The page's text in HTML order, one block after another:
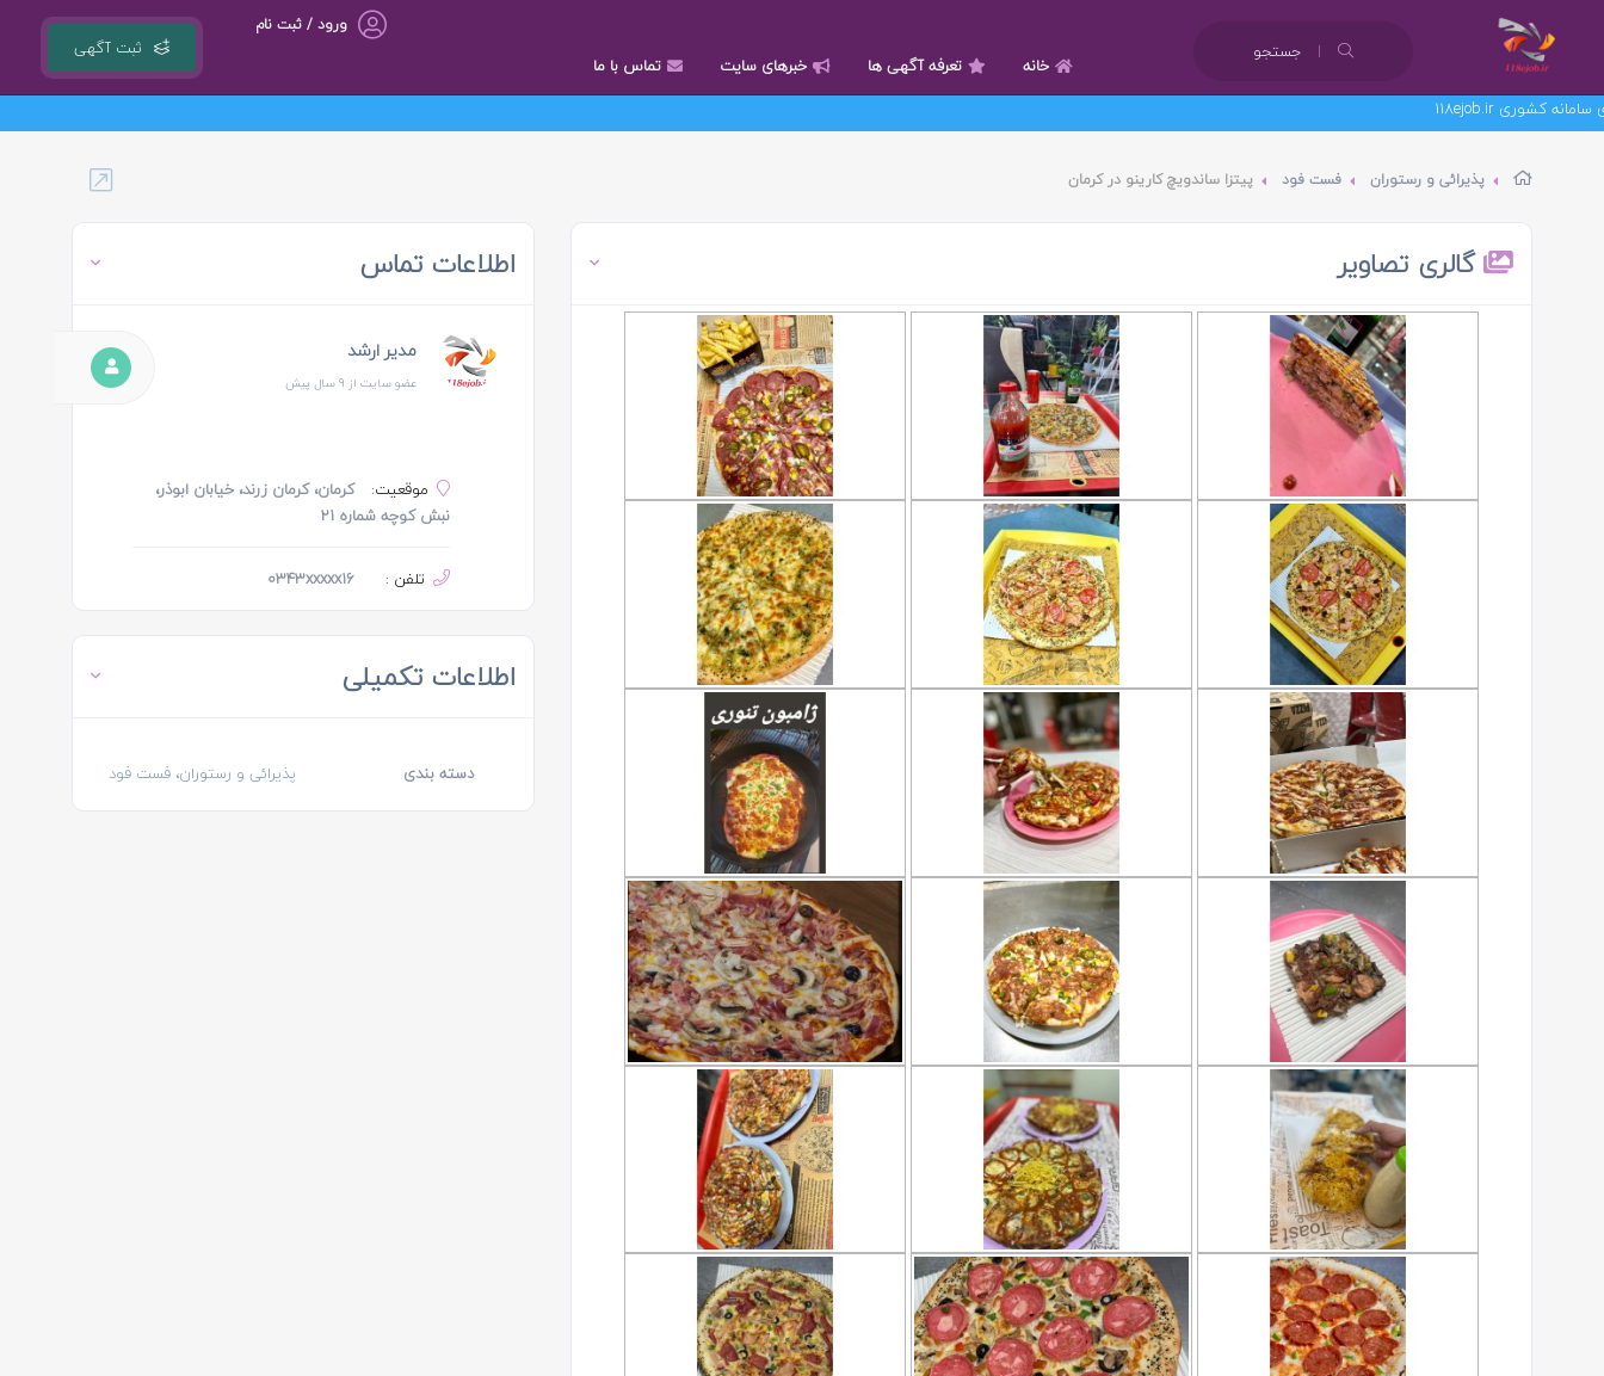
جستجو ثبت آگهی
ورود / ثبت نام
خانه تعرفه آگهی ها خبرهای سایت
تماس با ما
پذیرائی و رستوران فست فود پیتزا ساندویچ کارینو در کرمان
گالری تصاویر اطلاعات تماس
مدیر ارشد
عضو سایت از 9 سال پیش
موقعیت:
کرمان، کرمان زرند، خیابان ابوذر،
نبش کوچه شماره ۲۱
تلفن : 0343xxxxx16
اطلاعات تکمیلی
دسته بندی پذیرائی و رستوران، فست فود